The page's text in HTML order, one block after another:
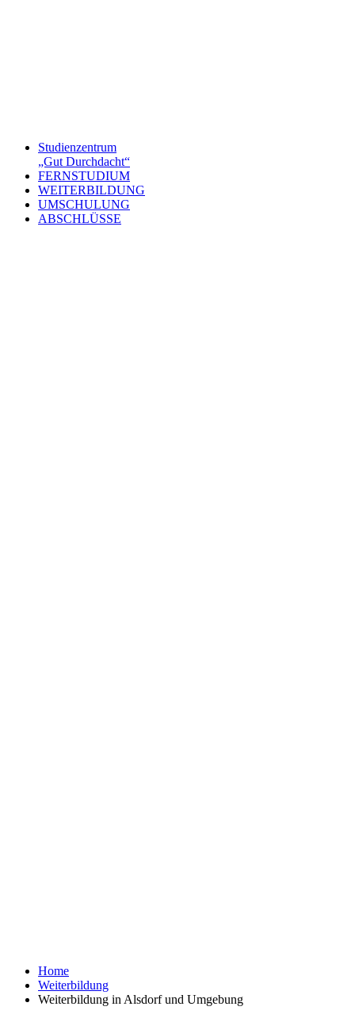
Studienzentrum
„Gut Durchdacht“
FERNSTUDIUM
WEITERBILDUNG
UMSCHULUNG
ABSCHLÜSSE
Home
Weiterbildung
Weiterbildung in Alsdorf und Umgebung